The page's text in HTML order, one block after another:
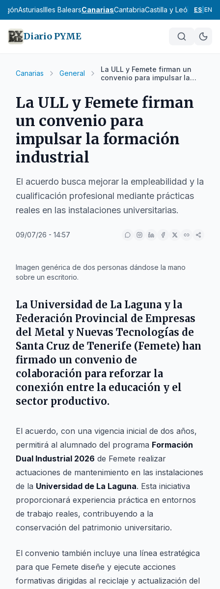
AsturiasIlles BalearsCanariasCantabriaCastilla y León ES EN
Diario PYME
Canarias General
La ULL y Femete firman un
convenio para impulsar la
La ULL y Femete firman
un convenio para
impulsar la formación
industrial
El acuerdo busca mejorar la empleabilidad y la
cualificación profesional mediante prácticas
reales en las instalaciones universitarias.
09/07/26 - 14:57
Imagen genérica de dos personas dándose la mano
sobre un escritorio.
La Universidad de La Laguna y la
Federación Provincial de Empresas
del Metal y Nuevas Tecnologías de
Santa Cruz de Tenerife (Femete) han
firmado un convenio de
colaboración para reforzar la
conexión entre la educación y el
sector productivo.
El acuerdo, con una vigencia inicial de dos años,
permitirá al alumnado del programa Formación
Dual Industrial 2026 de Femete realizar
actuaciones de mantenimiento en las instalaciones
de la Universidad de La Laguna. Esta iniciativa
proporcionará experiencia práctica en entornos
de trabajo reales, contribuyendo a la
conservación del patrimonio universitario.
El convenio también incluye una línea estratégica
para que Femete diseñe y ejecute acciones
formativas dirigidas al reciclaje y actualización del